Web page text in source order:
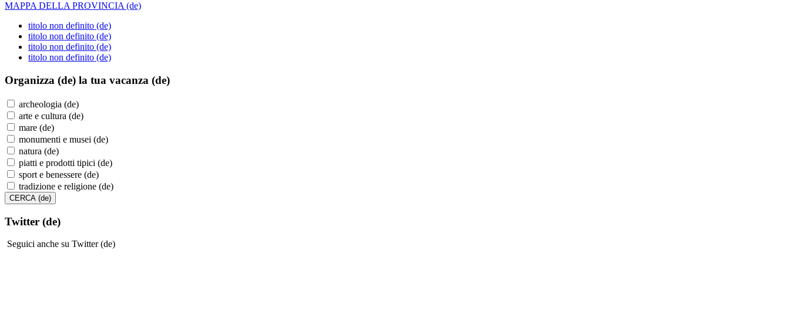
MAPPA DELLA PROVINCIA (de)
titolo non definito (de)
titolo non definito (de)
titolo non definito (de)
titolo non definito (de)
Organizza (de) la tua vacanza (de)
archeologia (de)
arte e cultura (de)
mare (de)
monumenti e musei (de)
natura (de)
piatti e prodotti tipici (de)
sport e benessere (de)
tradizione e religione (de)
Twitter (de)
Seguici anche su Twitter (de)